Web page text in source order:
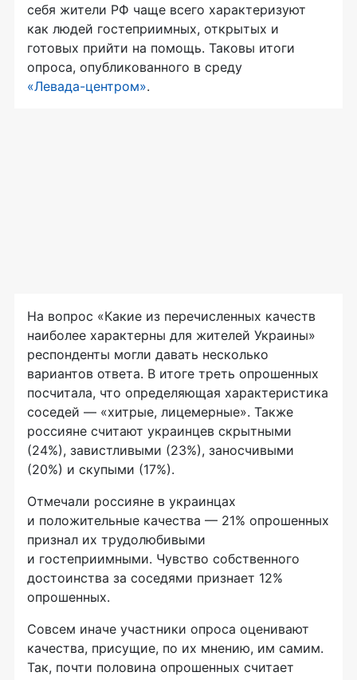
себя жители РФ чаще всего характеризуют
как людей гостеприимных, открытых и
готовых прийти на помощь. Таковы итоги
опроса, опубликованного в среду
«Левада-центром».
На вопрос «Какие из перечисленных качеств
наиболее характерны для жителей Украины»
респонденты могли давать несколько
вариантов ответа. В итоге треть опрошенных
посчитала, что определяющая характеристика
соседей — «хитрые, лицемерные». Также
россияне считают украинцев скрытными
(24%), завистливыми (23%), заносчивыми
(20%) и скупыми (17%).
Отмечали россияне в украинцах
и положительные качества — 21% опрошенных
признал их трудолюбивыми
и гостеприимными. Чувство собственного
достоинства за соседями признает 12%
опрошенных.
Совсем иначе участники опроса оценивают
качества, присущие, по их мнению, им самим.
Так, почти половина опрошенных считает